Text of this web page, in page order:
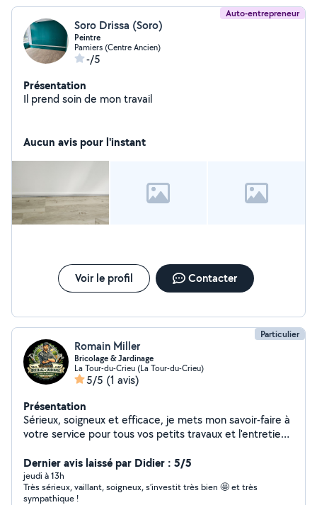
Auto-entrepreneur
Soro Drissa (Soro)
Peintre
Pamiers (Centre Ancien)
-/5
Présentation
Il prend soin de mon travail
Aucun avis pour l'instant
Voir le profil Contacter
Particulier
Romain Miller
Bricolage & Jardinage
La Tour-du-Crieu (La Tour-du-Crieu)
5/5 (1 avis)
Présentation
Sérieux, soigneux et efficace, je mets mon savoir-faire à
votre service pour tous vos petits travaux et l'entretien
engagements et finitions soignées. Votre satisfaction
est ma priorité.
Dernier avis laissé par Didier : 5/5
jeudi à 13h
Très sérieux, vaillant, soigneux, s’investit très bien 🤩 et très
sympathique !